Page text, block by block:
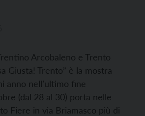
Arcobaleno e Trento
Giusta! Trento” è la mostra
anno nell’ultimo fine
(dal 28 al 30) porta nelle
Fiere in via Briamasco più di